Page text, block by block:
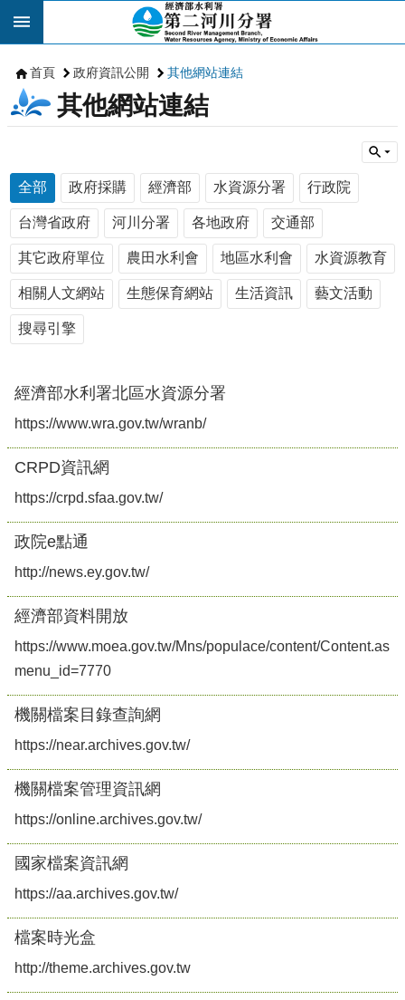
跳到主要內容區塊
首頁 政府資訊公開 其他網站連結
其他網站連結
全部 政府採購 經濟部 水資源分署 行政院
台灣省政府 河川分署 各地政府 交通部
其它政府單位 農田水利會 地區水利會 水資源教育
相關人文網站 生態保育網站 生活資訊 藝文活動
搜尋引擎
經濟部水利署北區水資源分署
https://www.wra.gov.tw/wranb/
CRPD資訊網
https://crpd.sfaa.gov.tw/
政院e點通
http://news.ey.gov.tw/
經濟部資料開放
https://www.moea.gov.tw/Mns/populace/content/
menu_id=7770
機關檔案目錄查詢網
https://near.archives.gov.tw/
機關檔案管理資訊網
https://online.archives.gov.tw/
國家檔案資訊網
https://aa.archives.gov.tw/
檔案時光盒
http://theme.archives.gov.tw